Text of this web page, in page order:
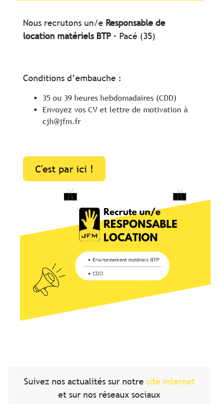
Nous recrutons un/e Responsable de
location matériels BTP – Pacé (35)
Conditions d’embauche :
35 ou 39 heures hebdomadaires (CDD)
Envoyez vos CV et lettre de motivation à
cjh@jfm.fr
C'est par ici !
Suivez nos actualités sur notre site internet
et sur nos réseaux sociaux